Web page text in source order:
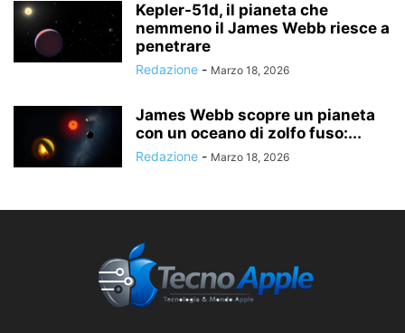
Kepler-51d, il pianeta che
nemmeno il James Webb riesce a
penetrare
Redazione - Marzo 18, 2026
James Webb scopre un pianeta
con un oceano di zolfo fuso:...
Redazione - Marzo 18, 2026